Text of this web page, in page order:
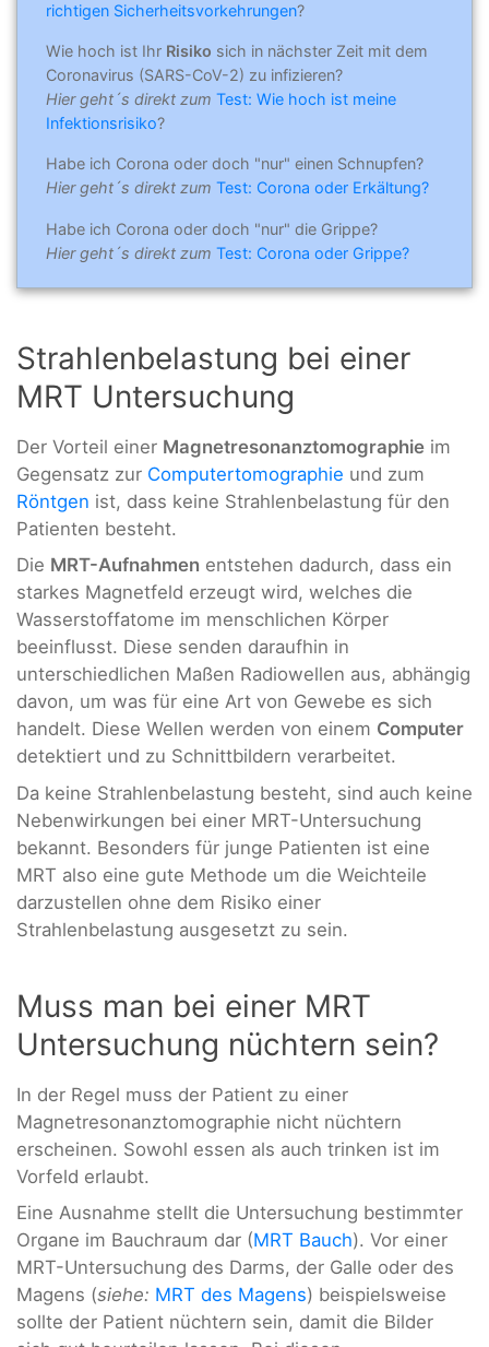
richtigen Sicherheitsvorkehrungen?
Wie hoch ist Ihr Risiko sich in nächster Zeit mit dem
Coronavirus (SARS-CoV-2) zu infizieren?
Hier geht´s direkt zum Test: Wie hoch ist meine
Infektionsrisiko?
Habe ich Corona oder doch "nur" einen Schnupfen?
Hier geht´s direkt zum Test: Corona oder Erkältung?
Habe ich Corona oder doch "nur" die Grippe?
Hier geht´s direkt zum Test: Corona oder Grippe?
Strahlenbelastung bei einer
MRT Untersuchung
Der Vorteil einer Magnetresonanztomographie im
Gegensatz zur Computertomographie und zum
Röntgen ist, dass keine Strahlenbelastung für den
Patienten besteht.
Die MRT-Aufnahmen entstehen dadurch, dass ein
starkes Magnetfeld erzeugt wird, welches die
Wasserstoffatome im menschlichen Körper
beeinflusst. Diese senden daraufhin in
unterschiedlichen Maßen Radiowellen aus, abhängig
davon, um was für eine Art von Gewebe es sich
handelt. Diese Wellen werden von einem Computer
detektiert und zu Schnittbildern verarbeitet.
Da keine Strahlenbelastung besteht, sind auch keine
Nebenwirkungen bei einer MRT-Untersuchung
bekannt. Besonders für junge Patienten ist eine
MRT also eine gute Methode um die Weichteile
darzustellen ohne dem Risiko einer
Strahlenbelastung ausgesetzt zu sein.
Muss man bei einer MRT
Untersuchung nüchtern sein?
In der Regel muss der Patient zu einer
Magnetresonanztomographie nicht nüchtern
erscheinen. Sowohl essen als auch trinken ist im
Vorfeld erlaubt.
Eine Ausnahme stellt die Untersuchung bestimmter
Organe im Bauchraum dar (MRT Bauch). Vor einer
MRT-Untersuchung des Darms, der Galle oder des
Magens (siehe: MRT des Magens) beispielsweise
sollte der Patient nüchtern sein, damit die Bilder